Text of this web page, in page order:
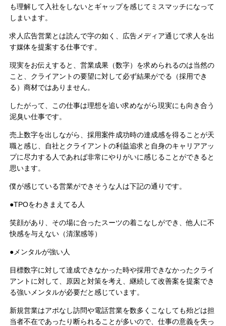
も理解して入社をしないとギャップを感じてミスマッチになって
しまいます。
求人広告営業とは読んで字の如く、広告メディア通じて求人を出
す媒体を提案する仕事です。
現実をお伝えすると、営業成果（数字）を求められるのは当然の
こと、クライアントの要望に対して必ず結果がでる（採用でき
る）商材ではありません。
したがって、この仕事は理想を追い求めながら現実にも向き合う
泥臭い仕事です。
売上数字を出しながら、採用案件成功時の達成感を得ることが天
職と感じ、自社とクライアントの利益追求と自身のキャリアアッ
プに尽力する人であれば非常にやりがいに感じることができると
思います。
僕が感じている営業ができそうな人は下記の通りです。
●TPOをわきまえてる人
笑顔があり、その場に合ったスーツの着こなしができ、他人に不
快感を与えない（清潔感等）
●メンタルが強い人
目標数字に対して達成できなかった時や採用できなかったクライ
アントに対して、原因と対策を考え、継続して改善案を提案でき
る強いメンタルが必要だと感じています。
新規営業はアポなし訪問や電話営業を数多くこなしても殆どは担
当者不在であったり断られることが多いので、仕事の意義を失っ